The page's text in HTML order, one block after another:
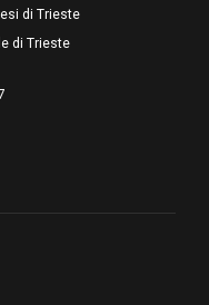
di Trieste
di Trieste